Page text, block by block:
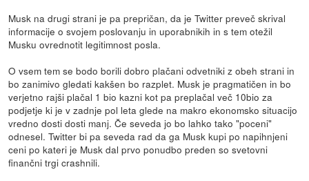
Musk na drugi strani je pa prepričan, da je Twitter preveč skrival
informacije o svojem poslovanju in uporabnikih in s tem otežil
Musku ovrednotit legitimnost posla.
O vsem tem se bodo borili dobro plačani odvetniki z obeh strani in
bo zanimivo gledati kakšen bo razplet. Musk je pragmatičen in bo
verjetno rajši plačal 1 bio kazni kot pa preplačal več 10bio za
podjetje ki je v zadnje pol leta glede na makro ekonomsko situacijo
vredno dosti dosti manj. Če seveda jo bo lahko tako "poceni"
odnesel. Twitter bi pa seveda rad da ga Musk kupi po napihnjeni
ceni po kateri je Musk dal prvo ponudbo preden so svetovni
finančni trgi crashnili.